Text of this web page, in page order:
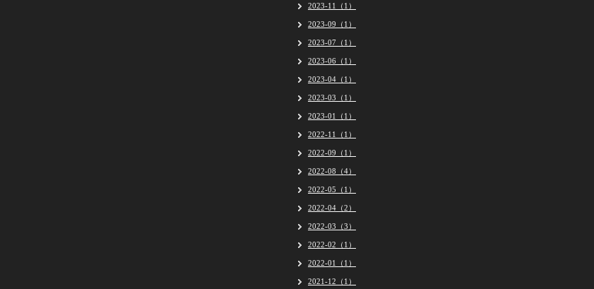
2023-11（1）
2023-09（1）
2023-07（1）
2023-06（1）
2023-04（1）
2023-03（1）
2023-01（1）
2022-11（1）
2022-09（1）
2022-08（4）
2022-05（1）
2022-04（2）
2022-03（3）
2022-02（1）
2022-01（1）
2021-12（1）